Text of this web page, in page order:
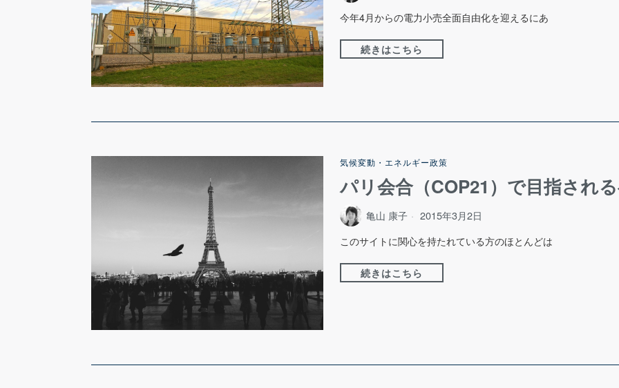
今年4月からの電力小売全面自由化を迎えるにあ
続きはこちら
気候変動・エネルギー政策
パリ会合（COP21）で目指され
亀山 康子 2015年3月2日
このサイトに関心を持たれている方のほとんどは
続きはこちら